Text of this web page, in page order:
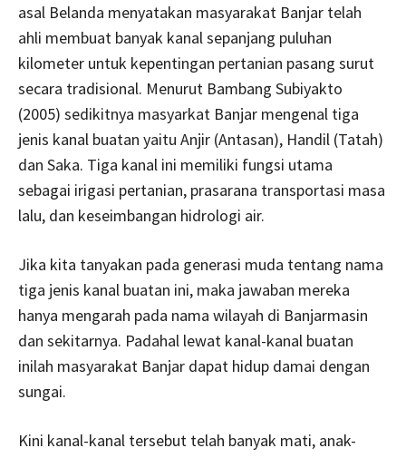
asal Belanda menyatakan masyarakat Banjar telah
ahli membuat banyak kanal sepanjang puluhan
kilometer untuk kepentingan pertanian pasang surut
secara tradisional. Menurut Bambang Subiyakto
(2005) sedikitnya masyarkat Banjar mengenal tiga
jenis kanal buatan yaitu Anjir (Antasan), Handil (Tatah)
dan Saka. Tiga kanal ini memiliki fungsi utama
sebagai irigasi pertanian, prasarana transportasi masa
lalu, dan keseimbangan hidrologi air.
Jika kita tanyakan pada generasi muda tentang nama
tiga jenis kanal buatan ini, maka jawaban mereka
hanya mengarah pada nama wilayah di Banjarmasin
dan sekitarnya. Padahal lewat kanal-kanal buatan
inilah masyarakat Banjar dapat hidup damai dengan
sungai.
Kini kanal-kanal tersebut telah banyak mati, anak-